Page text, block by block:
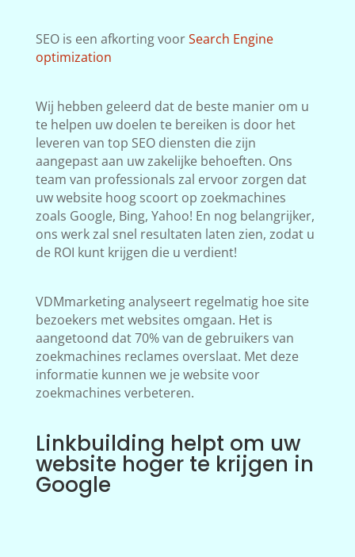
SEO is een afkorting voorSearch Engine
optimization
Wij hebben geleerd dat de beste manier om u
te helpen uw doelen te bereiken is door het
leveren van top SEO diensten die zijn
aangepast aan uw zakelijke behoeften. Ons
team van professionals zal ervoor zorgen dat
uw website hoog scoort op zoekmachines
zoals Google, Bing, Yahoo! En nog belangrijker,
ons werk zal snel resultaten laten zien, zodat u
de ROI kunt krijgen die u verdient!
VDMmarketing analyseert regelmatig hoe site
bezoekers met websites omgaan. Het is
aangetoond dat 70% van de gebruikers van
zoekmachines reclames overslaat. Met deze
informatie kunnen we je website voor
zoekmachines verbeteren.
Linkbuilding helpt om uw
website hoger te krijgen in
Google